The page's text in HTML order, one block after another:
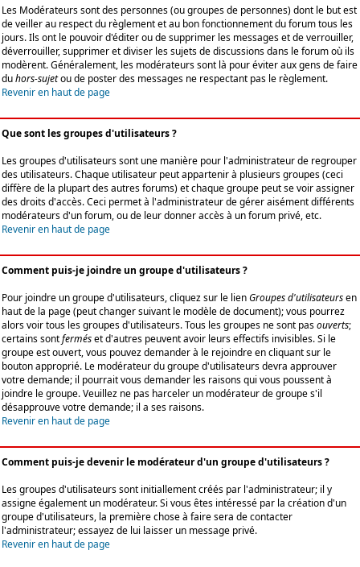
Les Modérateurs sont des personnes (ou groupes de personnes) dont le but est
de veiller au respect du règlement et au bon fonctionnement du forum tous les
jours. Ils ont le pouvoir d'éditer ou de supprimer les messages et de verrouiller,
déverrouiller, supprimer et diviser les sujets de discussions dans le forum où ils
modèrent. Généralement, les modérateurs sont là pour éviter aux gens de faire
duhors-sujetou de poster des messages ne respectant pas le règlement.
Revenir en haut de page
Que sont les groupes d'utilisateurs ?
Les groupes d'utilisateurs sont une manière pour l'administrateur de regrouper
des utilisateurs. Chaque utilisateur peut appartenir à plusieurs groupes (ceci
diffère de la plupart des autres forums) et chaque groupe peut se voir assigner
des droits d'accès. Ceci permet à l'administrateur de gérer aisément différents
modérateurs d'un forum, ou de leur donner accès à un forum privé, etc.
Revenir en haut de page
Comment puis-je joindre un groupe d'utilisateurs ?
Pour joindre un groupe d'utilisateurs, cliquez sur le lienGroupes d'utilisateursen
haut de la page (peut changer suivant le modèle de document); vous pourrez
alors voir tous les groupes d'utilisateurs. Tous les groupes ne sont pasouverts;
certains sontferméset d'autres peuvent avoir leurs effectifs invisibles. Si le
groupe est ouvert, vous pouvez demander à le rejoindre en cliquant sur le
bouton approprié. Le modérateur du groupe d'utilisateurs devra approuver
votre demande; il pourrait vous demander les raisons qui vous poussent à
joindre le groupe. Veuillez ne pas harceler un modérateur de groupe s'il
désapprouve votre demande; il a ses raisons.
Revenir en haut de page
Comment puis-je devenir le modérateur d'un groupe d'utilisateurs ?
Les groupes d'utilisateurs sont initiallement créés par l'administrateur; il y
assigne également un modérateur. Si vous êtes intéressé par la création d'un
groupe d'utilisateurs, la première chose à faire sera de contacter
l'administrateur; essayez de lui laisser un message privé.
Revenir en haut de page